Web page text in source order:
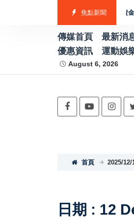
焦點新聞
逾300點 台積電走弱、電子股資金輪動延續
傳媒首頁 最新消
優惠資訊
運動娛
August 6, 2026
首頁 2025/12/
日期 : 12